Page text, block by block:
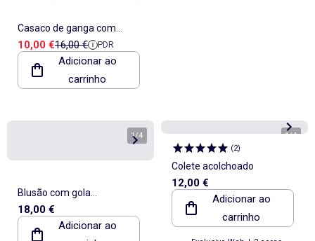
Casaco de ganga com
abertura de botões de
pressão
Preço de venda
10,00 €Preço de referência
16,00 € PDR
Adicionar ao
carrinho
1/4
Blusão com gola
contrastante em veludo
18,00 €
Adicionar ao
1/4
(2)
Colete acolchoado
12,00 €
Adicionar ao
carrinho